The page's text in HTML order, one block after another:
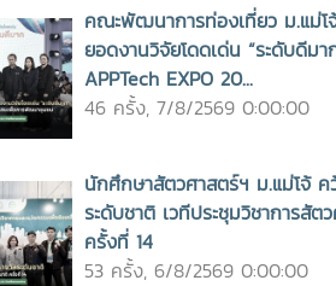
คณะพัฒนาการท่องเที่ยว ม.แม่โ
ยอดงานวิจัยโดดเด่น “ระดับดีมา
APPTech EXPO 20...
46 ครั้ง, 7/8/2569 0:00:00
นักศึกษาสัตวศาสตร์ฯ ม.แม่โจ้ ค
ระดับชาติ เวทีประชุมวิชาการสัต
ครั้งที่ 14
53 ครั้ง, 6/8/2569 0:00:00